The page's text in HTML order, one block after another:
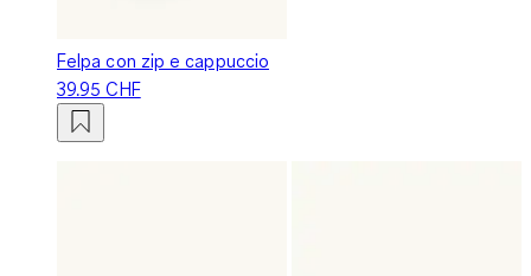
Felpa con zip e cappuccio
39.95 CHF